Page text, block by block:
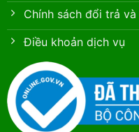
Chính sách đổi trả
Điều khoản dịch vụ